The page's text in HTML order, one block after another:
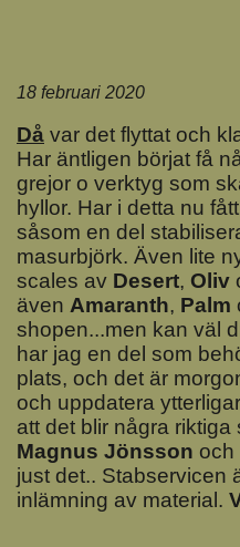
18 februari 2020
Då var det flyttat och
Har äntligen börjat få
grejor o verktyg som
hyllor. Har i detta nu
såsom en del
masurbjörk. Även lite
scales av Desert, Oliv
även Amaranth, Palm
shopen...men kan väl
har jag en del som
plats, och det är
och uppdatera
att det blir några
Magnus Jönsson och
just det.. Stabservicen
inlämning av material.